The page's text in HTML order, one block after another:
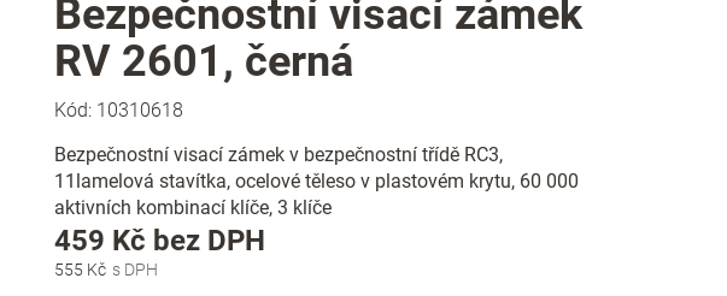
Bezpečnostní visací zámek
RV 2601, černá
Kód: 10310618
Bezpečnostní visací zámek v bezpečnostní třídě RC3,
11lamelová stavítka, ocelové těleso v plastovém krytu, 60 000
aktivních kombinací klíče, 3 klíče
555 Kč
459 Kč bez DPH